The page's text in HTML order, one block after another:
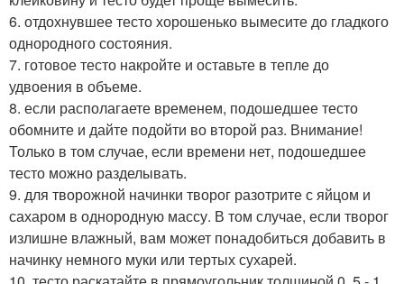
6. отдохнувшее тесто хорошенько вымесите до гладкого
однородного состояния.
7. готовое тесто накройте и оставьте в тепле до
удвоения в объеме.
8. если располагаете временем, подошедшее тесто
обомните и дайте подойти во второй раз. Внимание!
Только в том случае, если времени нет, подошедшее
тесто можно разделывать.
9. для творожной начинки творог разотрите с яйцом и
сахаром в однородную массу. В том случае, если творог
излишне влажный, вам может понадобиться добавить в
начинку немного муки или тертых сухарей.